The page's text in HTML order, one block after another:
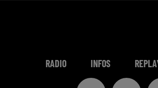
RADIO INFOS